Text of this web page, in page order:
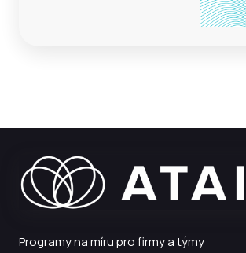
Programy na míru pro firmy a týmy